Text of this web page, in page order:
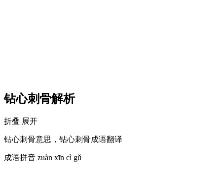
钻心刺骨解析
折叠 展开
钻心刺骨意思，钻心刺骨成语翻译
成语拼音 zuàn xīn cì gǔ